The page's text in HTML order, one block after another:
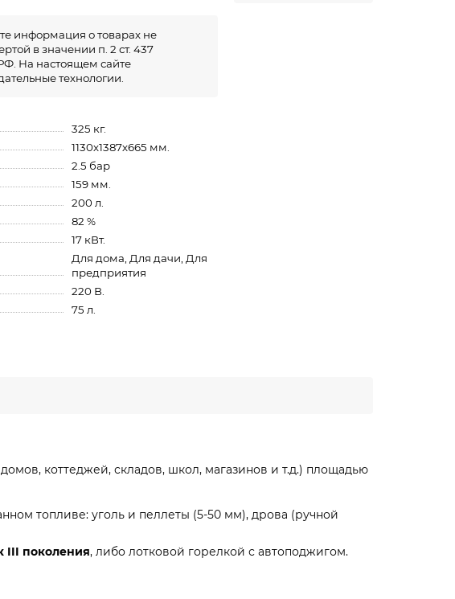
информация о товарах не
в значении п. 2 ст. 437
На настоящем сайте
технологии.
325 кг.
1130х1387х665 мм.
2.5 бар
159 мм.
200 л.
82 %
17 кВт.
Для дома, Для дачи, Для
предприятия
220 В.
75 л.
коттеджей, складов, школ, магазинов и т.д.) площадью
топливе: уголь и пеллеты (5-50 мм), дрова (ручной
III поколения, либо лотковой горелкой с автоподжигом.